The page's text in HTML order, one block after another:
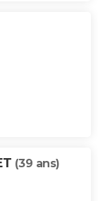
(39 ans)